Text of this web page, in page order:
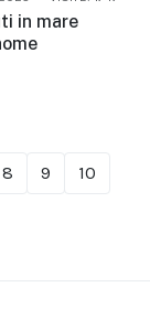
in mare
8 9 10